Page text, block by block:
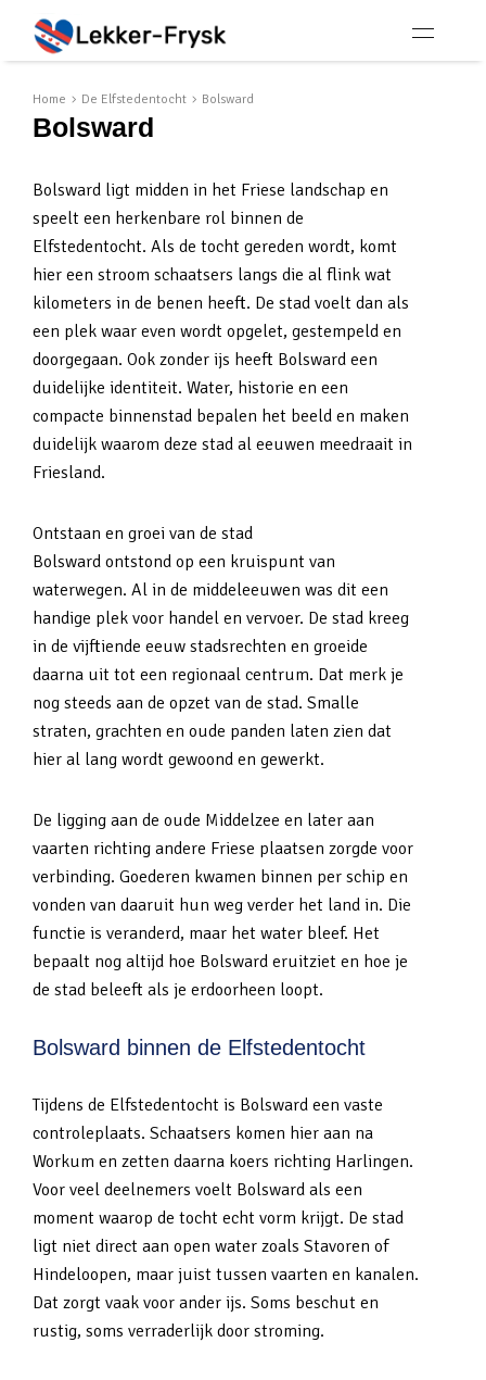
Home De Elfstedentocht Bolsward
Bolsward
Bolsward ligt midden in het Friese landschap en
speelt een herkenbare rol binnen de
Elfstedentocht. Als de tocht gereden wordt, komt
hier een stroom schaatsers langs die al flink wat
kilometers in de benen heeft. De stad voelt dan als
een plek waar even wordt opgelet, gestempeld en
doorgegaan. Ook zonder ijs heeft Bolsward een
duidelijke identiteit. Water, historie en een
compacte binnenstad bepalen het beeld en maken
duidelijk waarom deze stad al eeuwen meedraait in
Friesland.
Ontstaan en groei van de stad
Bolsward ontstond op een kruispunt van
waterwegen. Al in de middeleeuwen was dit een
handige plek voor handel en vervoer. De stad kreeg
in de vijftiende eeuw stadsrechten en groeide
daarna uit tot een regionaal centrum. Dat merk je
nog steeds aan de opzet van de stad. Smalle
straten, grachten en oude panden laten zien dat
hier al lang wordt gewoond en gewerkt.
De ligging aan de oude Middelzee en later aan
vaarten richting andere Friese plaatsen zorgde voor
verbinding. Goederen kwamen binnen per schip en
vonden van daaruit hun weg verder het land in. Die
functie is veranderd, maar het water bleef. Het
bepaalt nog altijd hoe Bolsward eruitziet en hoe je
de stad beleeft als je erdoorheen loopt.
Bolsward binnen de Elfstedentocht
Tijdens de Elfstedentocht is Bolsward een vaste
controleplaats. Schaatsers komen hier aan na
Workum en zetten daarna koers richting Harlingen.
Voor veel deelnemers voelt Bolsward als een
moment waarop de tocht echt vorm krijgt. De stad
ligt niet direct aan open water zoals Stavoren of
Hindeloopen, maar juist tussen vaarten en kanalen.
Dat zorgt vaak voor ander ijs. Soms beschut en
rustig, soms verraderlijk door stroming.